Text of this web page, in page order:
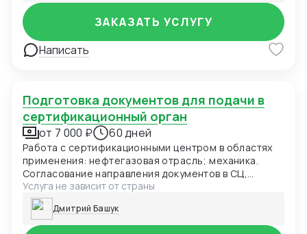
Написать
ЗАКАЗАТЬ УСЛУГУ
Подготовка документов для подачи в
сертификационный орган
от 7 000 ₽ 60 дней
Работа с сертификационными центром в областях
применения: нефтегазовая отрасль; механика.
Согласование направления документов в СЦ,
координация доставки документов
сертификационного центра Заказчику.
Услуга не зависит от страны
Дмитрий Башук